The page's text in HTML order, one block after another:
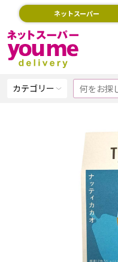
ネットスーパー
カテゴリー